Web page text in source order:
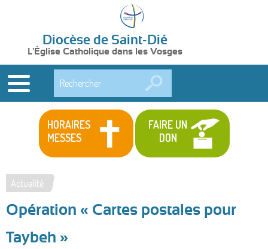
Diocèse de Saint-Dié
L'Église Catholique dans les Vosges
HORAIRES
MESSES
FAIRE UN
DON
Vous
êtes
ici
Actualité
Opération « Cartes postales pour
Taybeh »